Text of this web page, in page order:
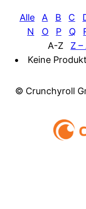
Alle A B C
N
O P Q
A-Z
Z –
Keine
© Crunchyroll